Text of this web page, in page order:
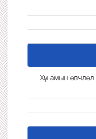
Хүн амын